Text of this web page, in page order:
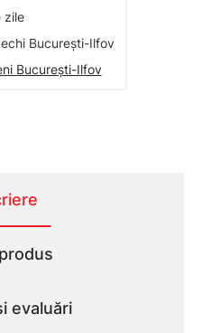
zile
București-Ilfov
București-Ilfov
evaluări